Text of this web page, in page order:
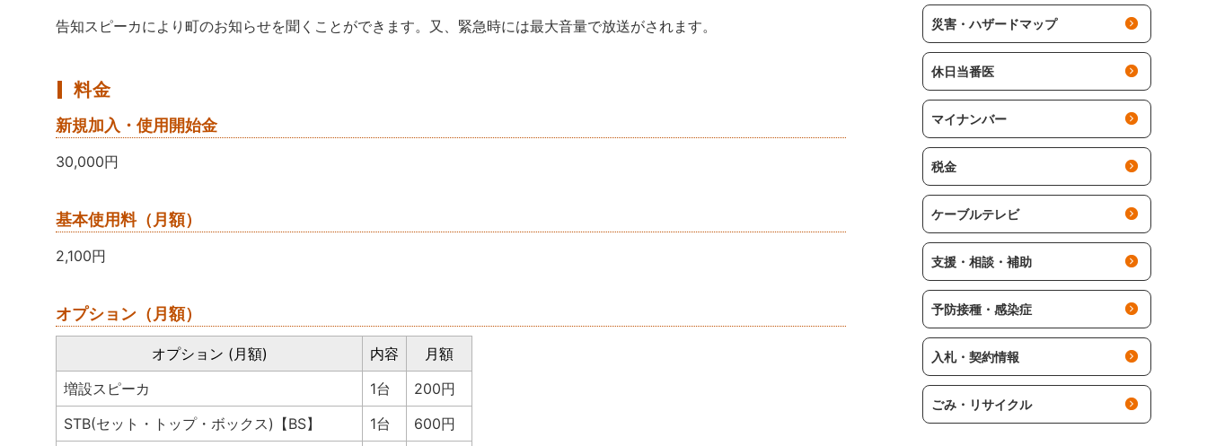
告知スピーカにより町のお知らせを聞くことができます。又、緊急時には最大音量で放送がされます。
料金
新規加入・使用開始金
30,000円
基本使用料（月額）
2,100円
オプション（月額）
オプション (月額) 内容
月額
増設スピーカ
1台
200円
STB(セット・トップ・ボックス)【BS】
1台
600円
災害・ハザードマップ
休日当番医
マイナンバー
税金
ケーブルテレビ
支援・相談・補助
予防接種・感染症
入札・契約情報
ごみ・リサイクル